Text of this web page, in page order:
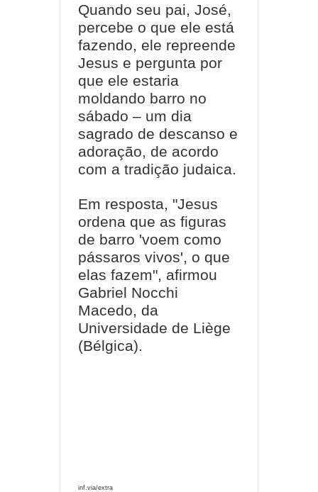
Quando seu pai, José,
percebe o que ele está
fazendo, ele repreende
Jesus e pergunta por
que ele estaria
moldando barro no
sábado – um dia
sagrado de descanso e
adoração, de acordo
com a tradição judaica.
Em resposta, "Jesus
ordena que as figuras
de barro 'voem como
pássaros vivos', o que
elas fazem", afirmou
Gabriel Nocchi
Macedo, da
Universidade de Liège
(Bélgica).
inf.via/extra